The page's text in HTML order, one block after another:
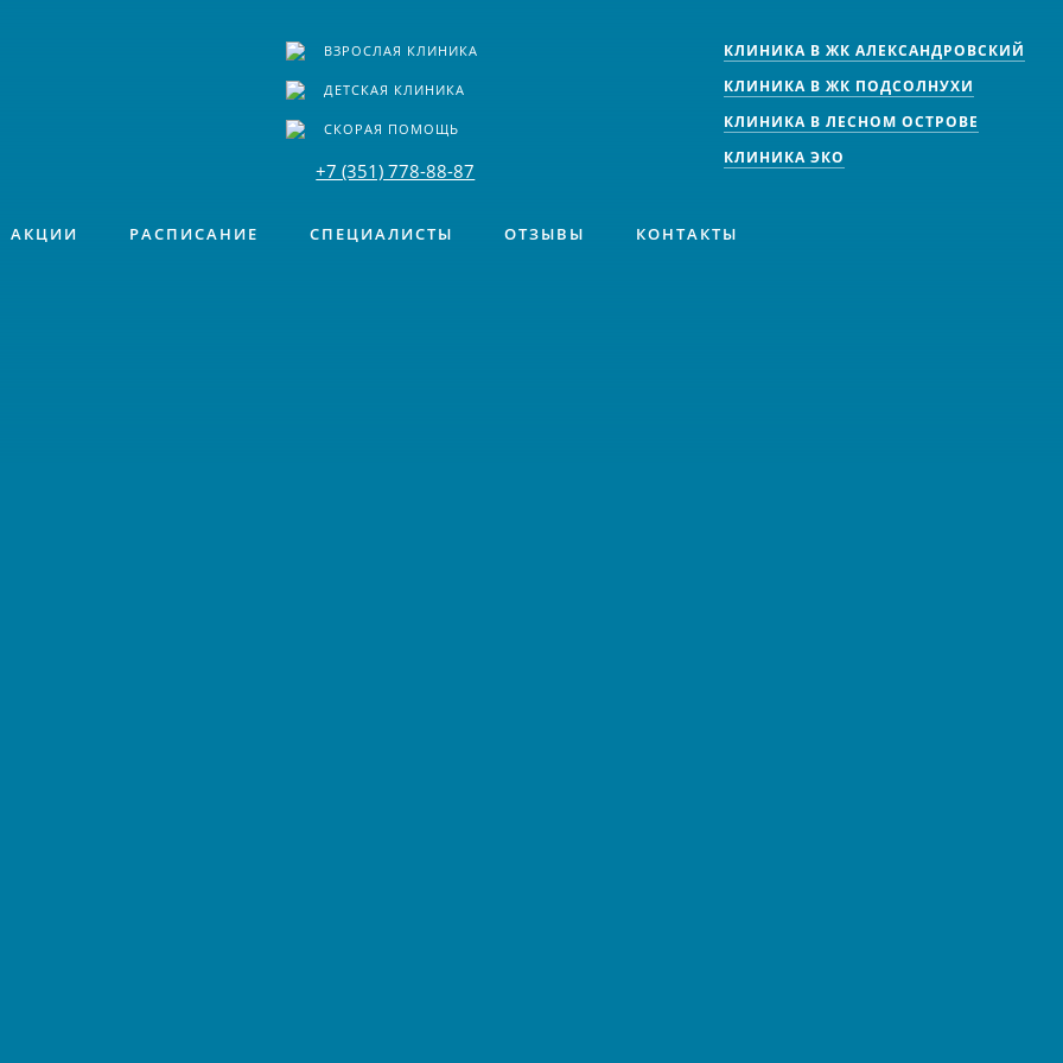
ВЗРОСЛАЯ КЛИНИКА
ДЕТСКАЯ КЛИНИКА
СКОРАЯ ПОМОЩЬ
+7 (351) 778-88-87
КЛИНИКА В ЖК АЛЕКСАНДРОВСКИЙ
КЛИНИКА В ЖК ПОДСОЛНУХИ
КЛИНИКА В ЛЕСНОМ ОСТРОВЕ
КЛИНИКА ЭКО
АКЦИИ РАСПИСАНИЕ СПЕЦИАЛИСТЫ ОТЗЫВЫ КОНТАКТЫ